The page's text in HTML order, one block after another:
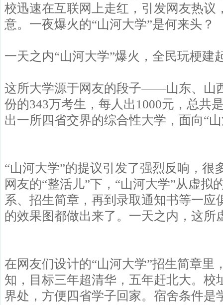
校迅速在互联网上走红，引发网友热议
意。一夜爆火的“山河大学”是何来头？
一天之内“山河大学”爆火，全民玩梗建
这所大学源于网友的段子——山东、山
份的343万考生，每人出1000元，总共
出一所四省交界的综合性大学，面向“
“山河大学”的提议引发了强烈反响，很
网友的“整活儿”下，“山河大学”从虚拟
系、招生简章，再到录取通知书等一应
的效果图都做出来了。一天之内，这所
在网友们设计的“山河大学”招生简章里
知，目标三年超清华，五年赶北大。校
界处，方便四省学子回家。宿舍条件是